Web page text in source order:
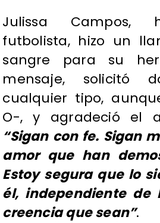
Julissa Campos,
futbolista, hizo un
sangre para su
mensaje, solicitó
cualquier tipo,
O-, y agradeció el
“Sigan con fe. Sigan
amor que han
Estoy segura que lo
él, independiente
creencia que sean”.